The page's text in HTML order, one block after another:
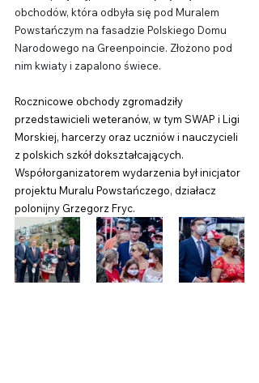
obchodów, która odbyła się pod Muralem
Powstańczym na fasadzie Polskiego Domu
Narodowego na Greenpoincie. Złożono pod
nim kwiaty i zapalono świece.
Rocznicowe obchody zgromadziły
przedstawicieli weteranów, w tym SWAP i Ligi
Morskiej, harcerzy oraz uczniów i nauczycieli
z polskich szkół dokształcających.
Współorganizatorem wydarzenia był inicjator
projektu Muralu Powstańczego, działacz
polonijny Grzegorz Fryc.